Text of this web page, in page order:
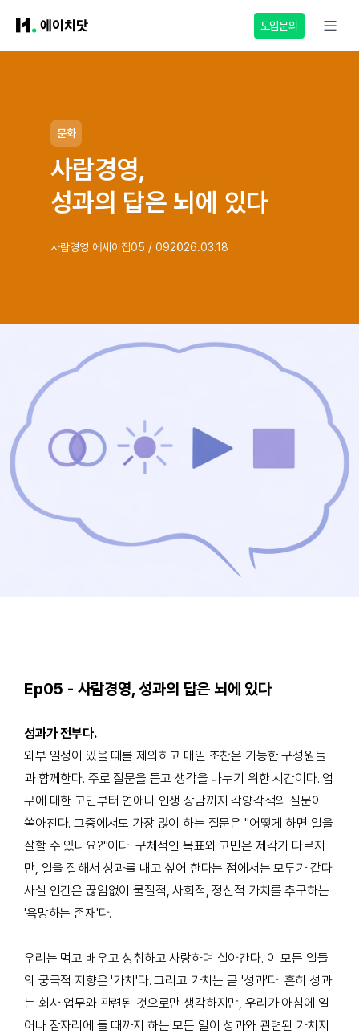
도입문의
문화
사람경영,
성과의 답은 뇌에 있다
사람경영 에세이집05 / 092026.03.18
Ep05 - 사람경영, 성과의 답은 뇌에 있다
성과가 전부다.
외부 일정이 있을 때를 제외하고 매일 조찬은 가능한 구성원들
과 함께한다. 주로 질문을 듣고 생각을 나누기 위한 시간이다. 업
무에 대한 고민부터 연애나 인생 상담까지 각양각색의 질문이
쏟아진다. 그중에서도 가장 많이 하는 질문은 "어떻게 하면 일을
잘할 수 있나요?"이다. 구체적인 목표와 고민은 제각기 다르지
만, 일을 잘해서 성과를 내고 싶어 한다는 점에서는 모두가 같다.
사실 인간은 끊임없이 물질적, 사회적, 정신적 가치를 추구하는
'욕망하는 존재'다.
우리는 먹고 배우고 성취하고 사랑하며 살아간다. 이 모든 일들
의 궁극적 지향은 '가치'다. 그리고 가치는 곧 '성과'다. 흔히 성과
는 회사 업무와 관련된 것으로만 생각하지만, 우리가 아침에 일
어나 잠자리에 들 때까지 하는 모든 일이 성과와 관련된 가치지